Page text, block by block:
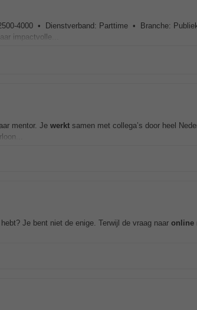
4000 • Dienstverband: Parttime • Branche:
impactvolle...
mentor. Je werkt samen met collega’s door heel
Je bent niet de enige. Terwijl de vraag naar online